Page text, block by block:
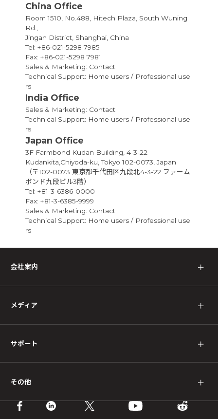
China Office
Room 1510, No.488, Hitech Plaza, South Wuning
Rd.,
Jingan District, Shanghai, China
Tel: +86-021-5298 7985
Fax: +86-021-5298 7981
Sales & Marketing: Contact
Technical Support: Home users / Professional use
rs
India Office
Sales & Marketing: Contact
Technical Support: Home users / Professional use
rs
Japan Office
3F Farmbond Kudan Building, 4-3-22
Kudankita,Chiyoda-ku, Tokyo 102-0073, Japan
（〒102-0073 東京都千代田区九段北4-3-22 ファーム
ボンド九段ビル3階）
Tel: +81-3-6386-0000
Fax: +81-3-6385-9999
Sales & Marketing: Contact
Technical Support: Home users / Professional use
rs
会社案内 ＋
メディア ＋
サポート ＋
その他 ＋